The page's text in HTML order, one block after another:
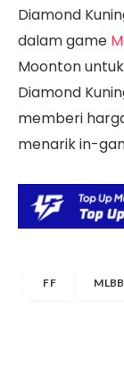
Diamond
dalam game
Moonton
Diamond
memberi
menarik in-
FF MLBB